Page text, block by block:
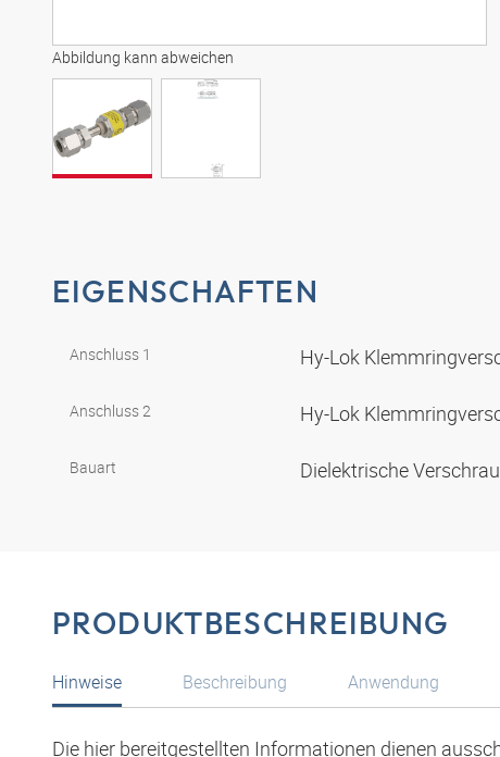
Abbildung kann abweichen
EIGENSCHAFTEN
Anschluss 1 Hy-Lok
Anschluss 2 Hy-Lok
Bauart Dielektrische
PRODUKTBESCHREIBUNG
Hinweise
Die hier bereitgestellten Informationen dienen
Beschreibung Anwendung